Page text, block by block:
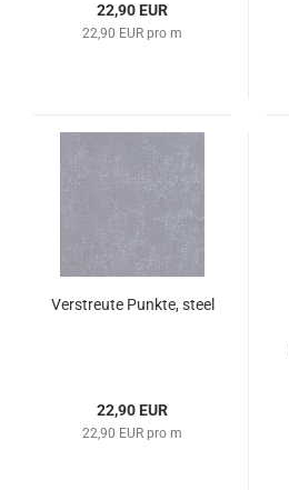
22,90 EUR
22,90 EUR pro m
Verstreute Punkte, steel
22,90 EUR
22,90 EUR pro m